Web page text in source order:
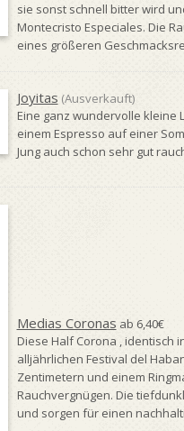
sie sonst schnell bitter wird
Montecristo Especiales. Die
eines größeren
Joyitas (Ausverkauft)
Eine ganz wundervolle kleine
einem Espresso auf einer
Jung auch schon sehr gut
Medias Coronas ab 6,40€
Diese Half Corona , identisch
alljährlichen Festival del
Zentimetern und einem
Rauchvergnügen. Die
und sorgen für einen